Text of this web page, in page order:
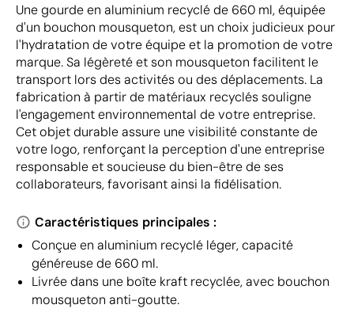
Une gourde en aluminium recyclé de 660 ml, équipée
d'un bouchon mousqueton, est un choix judicieux pour
l'hydratation de votre équipe et la promotion de votre
marque. Sa légèreté et son mousqueton facilitent le
transport lors des activités ou des déplacements. La
fabrication à partir de matériaux recyclés souligne
l'engagement environnemental de votre entreprise.
Cet objet durable assure une visibilité constante de
votre logo, renforçant la perception d'une entreprise
responsable et soucieuse du bien-être de ses
collaborateurs, favorisant ainsi la fidélisation.
Caractéristiques principales :
Conçue en aluminium recyclé léger, capacité
généreuse de 660 ml.
Livrée dans une boîte kraft recyclée, avec bouchon
mousqueton anti-goutte.